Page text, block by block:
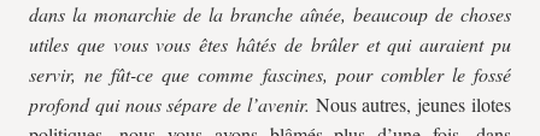
dans la monarchie de la branche aînée, beaucoup de choses
utiles que vous vous êtes hâtés de brûler et qui auraient pu
servir, ne fût-ce que comme fascines, pour combler le fossé
profond qui nous sépare de l’avenir. Nous autres, jeunes ilotes